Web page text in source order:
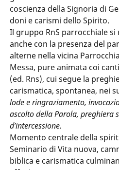
coscienza della Signoria di
doni e carismi dello Spirito.
Il gruppo RnS parrocchiale
anche con la presenza del
alterne nella vicina
Messa, pure animata coi
(ed. Rns), cui segue la
carismatica, spontanea, nei
lode e ringraziamento,
ascolto della Parola, preghiera
d’intercessione.
Momento centrale della
Seminario di Vita nuova,
biblica e carismatica